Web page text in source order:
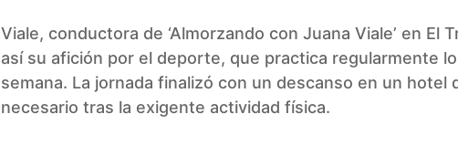
Viale, conductora de ‘Almorzando con Juana Viale’ en El
así su afición por el deporte, que practica regularmente
semana. La jornada finalizó con un descanso en un hotel
necesario tras la exigente actividad física.